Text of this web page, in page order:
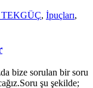
TEKGÜÇ, İpuçları,
bize sorulan bir soru
şu şekilde;